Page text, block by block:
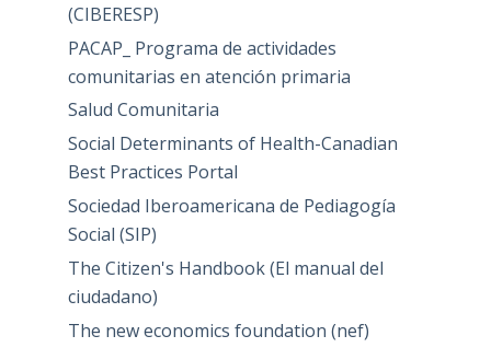
(CIBERESP)
PACAP_ Programa de actividades
comunitarias en atención primaria
Salud Comunitaria
Social Determinants of Health-Canadian
Best Practices Portal
Sociedad Iberoamericana de Pediagogía
Social (SIP)
The Citizen's Handbook (El manual del
ciudadano)
The new economics foundation (nef)